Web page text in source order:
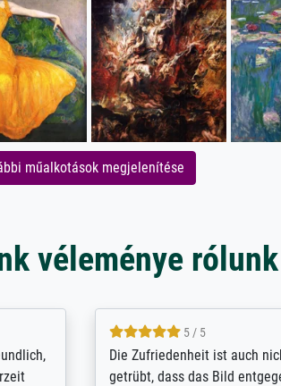
műalkotások megjelenítése
véleménye rólunk
1.
4.8 / 5
Hervorragende Qualität.
vieles anpassen lassen, wie